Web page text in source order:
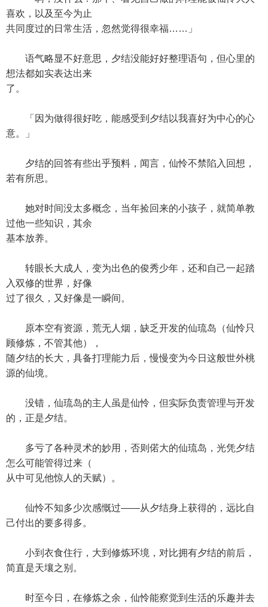
喜欢，以及至今为止
共同度过的日常生活，忽然觉得很幸福……」
语气略显不好意思，夕结没能好好整理语句，但心里的
想法都如实表达出来
了。
「因为做得很好吃，能感受到夕结以我喜好为中心的心
意。」
夕结的回答有些出乎预料，闻言，仙怜不禁陷入回想，
若有所思。
她对时间没太多概念，当年捡回来的小孩子，就简单教
过他一些知识，其余
基本放养。
转眼长大成人，变为出色的俊秀少年，还和自己一起踏
入双修的世界，好像
过了很久，又好像是一瞬间。
原本空有资源，荒无人烟，缺乏开发的仙琉岛（仙怜只
顾修炼，不管其他），
随夕结的长大，具备打理能力后，慢慢变为今日这般世外桃
源的仙境。
没错，仙琉岛的主人虽是仙怜，但实际负责管理与开发
的，正是夕结。
多亏了各种灵术的妙用，否则偌大的仙琉岛，光凭夕结
怎么可能管得过来（
从中可见他惊人的天赋）。
仙怜不知多少次感慨过——从夕结身上获得的，远比自
己付出的要多得多。
小到衣食住行，大到修炼环境，对比拥有夕结的前后，
简直是天壤之别。
时至今日，在修炼之余，仙怜能察觉到生活的乐趣并去